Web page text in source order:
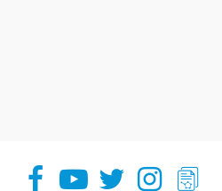
facebook
youtube
TwitterLeChasquier Boletin Digital 70